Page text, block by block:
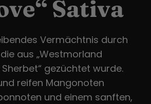
Sativa
Vermächtnis durch
aus „Westmorland
Sherbet“ gezüchtet wurde.
reifen Mangonoten
und einem sanften,